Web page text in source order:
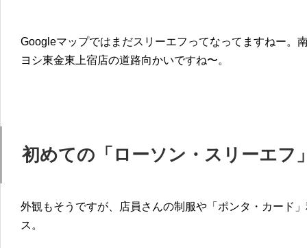
Googleマップではまだスリーエフってなってますねー。
ヨシ東金東上宿店の道路向かいですね〜。
初めての「ローソン・スリーエフ
外観もそうですが、店員さんの制服や「ポンタ・カード
ス。